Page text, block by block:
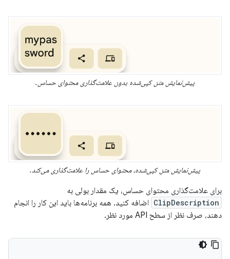
پیش‌نمایش متن کپی‌شده بدون علامت‌گذاری محتوای حساس.
پیش‌نمایش متن کپی‌شده، محتوای حساس را علامت‌گذاری می‌کند.
برای علامت‌گذاری محتوای حساس، یک مقدار بولی به
ClipDescription اضافه کنید. همه برنامه‌ها باید این کار را انجام
دهند، صرف نظر از سطح API مورد نظر.